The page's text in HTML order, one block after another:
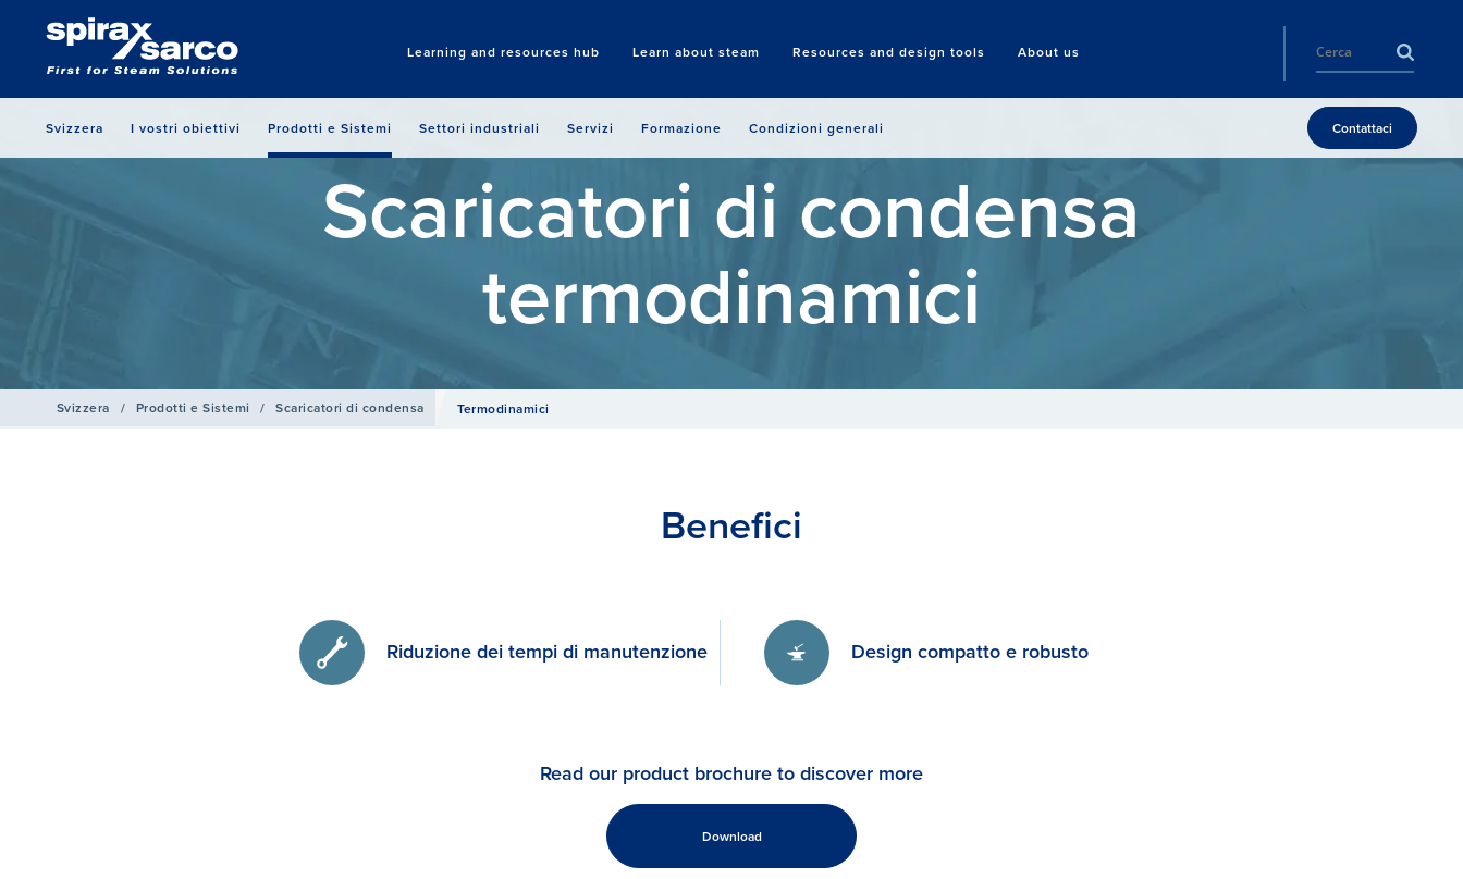
Learning and resources hub Learn about steam Resources and design tools About us
Search
Svizzera I vostri obiettivi Prodotti e Sistemi Settori industriali Servizi Formazione Condizioni generali Contattaci
Scaricatori di condensa
termodinamici
Svizzera / Prodotti e Sistemi / Scaricatori di condensa Termodinamici
Benefici
Riduzione dei tempi di manutenzione Design compatto e robusto
Read our product brochure to discover more
Download